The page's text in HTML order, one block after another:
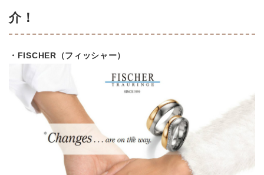
介！
・FISCHER（フィッシャー）